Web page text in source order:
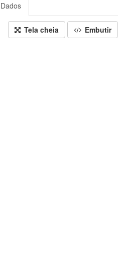
Tela cheia Embutir